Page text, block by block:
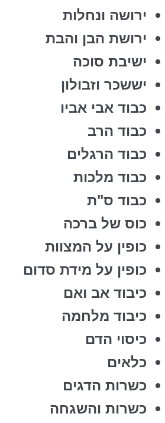
ירושה ונחלות
ירושת הבן והבת
ישיבת סוכה
יששכר וזבולון
כבוד אבי אביו
כבוד הרב
כבוד הרגלים
כבוד מלכות
כבוד ס"ת
כוס של ברכה
כופין על המצוות
כופין על מידת סדום
כיבוד אב ואם
כיבוד מלחמה
כיסוי הדם
כלאים
כשרות הדגים
כשרות והשגחה